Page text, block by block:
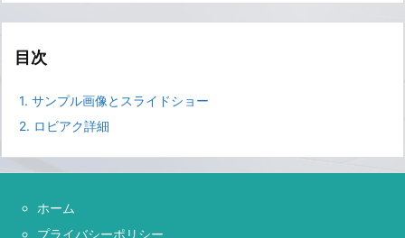
目次
1. サンプル画像とスライドショー
2. ロビアク詳細
ホーム
プライバシーポリシー